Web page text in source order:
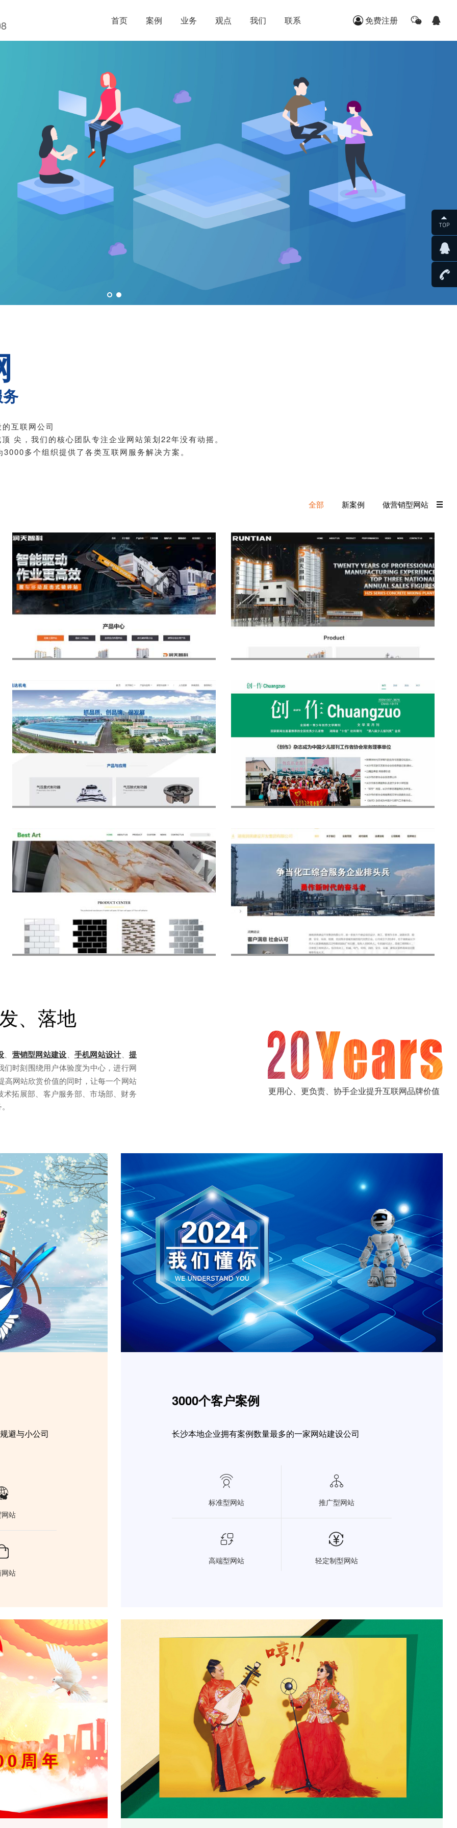
免费注册
首页 案例 业务 观点 我们 联系
互联网公司
尖，我们的核心团队专注企业网站策划22年没有动摇。
多个组织提供了各类互联网服务解决方案。
全部 新案例 做营销型网站
、落地
营销型网站建设 手机网站设计、 提
们时刻围绕用户体验度为中心，进行网
网站欣赏价值的同时，让每一个网站
拓展部、客户服务部、市场部、财务
更用心、更负责、协手企业提升互联网品牌价值
避与小公司
站
站
3000个客户案例
长沙本地企业拥有案例数量最多的一家网站建设公司

标准型网站

推广型网站

高端型网站

轻定制型网站